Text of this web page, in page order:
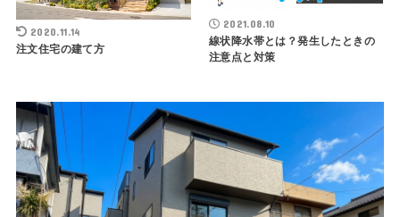
2020.11.14
注文住宅の建て方
2021.08.10
線状降水帯とは？発生したときの
注意点と対策